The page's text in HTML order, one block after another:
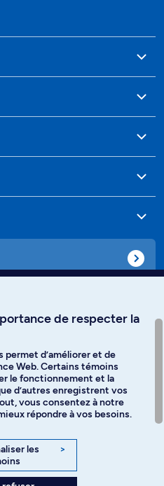
Instagram
YouTube
de respecter la
permet d’améliorer et de
Web. Certains témoins
le fonctionnement et la
d’autres enregistrent vos
vous consentez à notre
répondre à vos besoins.
les
>